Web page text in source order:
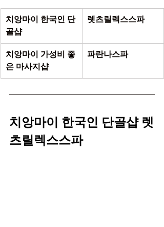
치앙마이 한국인 단
골샵
렛츠릴렉스스파
치앙마이 가성비 좋
은 마사지샵
파란나스파
치앙마이 한국인 단골샵 렛
츠릴렉스스파